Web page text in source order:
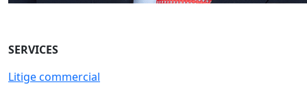
SERVICES
Litige commercial